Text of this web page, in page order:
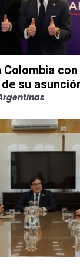
Colombia
su